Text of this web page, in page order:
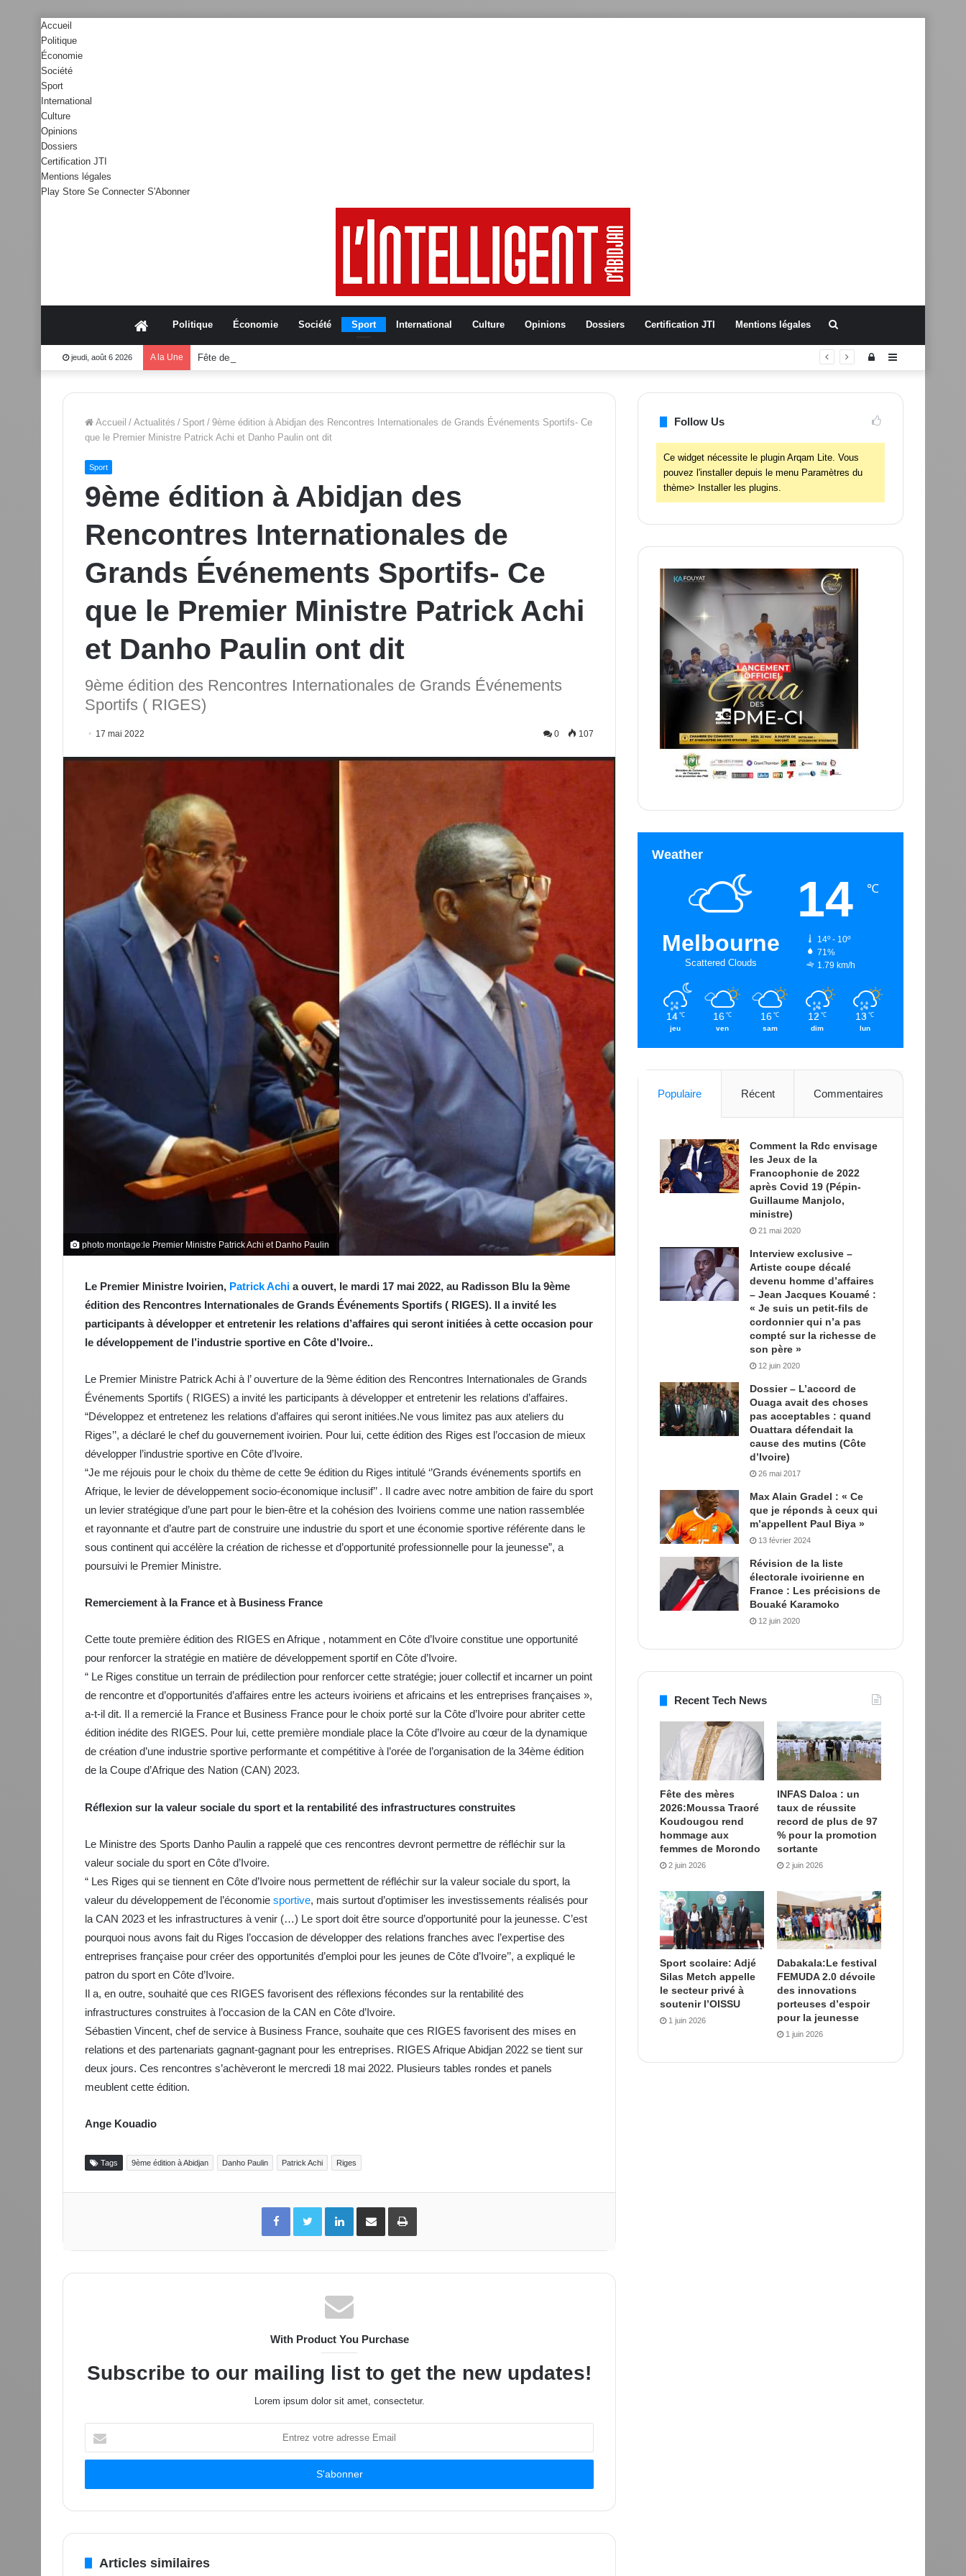
Accueil
Politique
Économie
Société
Sport
International
Culture
Opinions
Dossiers
Certification JTI
Mentions légales
Play Store Se Connecter S'Abonner
AccueilPolitique Économie Société Sport International Culture Opinions Dossiers Certification JTI Mentions légales
jeudi, août 6 2026 A la Une Fête des mères 2026:Moussa Traoré Koudougou rend hommage aux femmes de Morondo Sidebar
Connexion
Accueil / Actualités / Sport / 9ème édition à Abidjan des Rencontres Internationales de Grands Événements Sportifs- Ce
que le Premier Ministre Patrick Achi et Danho Paulin ont dit
Sport
9ème édition à Abidjan des
Rencontres Internationales de
Grands Événements Sportifs- Ce
que le Premier Ministre Patrick Achi
et Danho Paulin ont dit
9ème édition des Rencontres Internationales de Grands Événements
Sportifs ( RIGES)
17 mai 2022 0 107
photo montage:le Premier Ministre Patrick Achi et Danho Paulin
Le Premier Ministre Ivoirien, Patrick Achi a ouvert, le mardi 17 mai 2022, au Radisson Blu la 9ème
édition des Rencontres Internationales de Grands Événements Sportifs ( RIGES). Il a invité les
participants à développer et entretenir les relations d’affaires qui seront initiées à cette occasion pour
le développement de l’industrie sportive en Côte d’Ivoire..
Le Premier Ministre Patrick Achi à l’ ouverture de la 9ème édition des Rencontres Internationales de Grands
Événements Sportifs ( RIGES) a invité les participants à développer et entretenir les relations d’affaires.
“Développez et entretenez les relations d’affaires qui seront initiées.Ne vous limitez pas aux ateliers du
Riges’’, a déclaré le chef du gouvernement ivoirien. Pour lui, cette édition des Riges est l’occasion de mieux
développer l’industrie sportive en Côte d’Ivoire.
“Je me réjouis pour le choix du thème de cette 9e édition du Riges intitulé ‘’Grands événements sportifs en
Afrique, le levier de développement socio-économique inclusif’’ . Il cadre avec notre ambition de faire du sport
un levier stratégique d’une part pour le bien-être et la cohésion des Ivoiriens comme une nation rassemblée
et rayonnante et d’autre part de construire une industrie du sport et une économie sportive référente dans le
sous continent qui accélère la création de richesse et d’opportunité professionnelle pour la jeunesse”, a
poursuivi le Premier Ministre.
Remerciement à la France et à Business France
Cette toute première édition des RIGES en Afrique , notamment en Côte d’Ivoire constitue une opportunité
pour renforcer la stratégie en matière de développement sportif en Côte d’Ivoire.
“ Le Riges constitue un terrain de prédilection pour renforcer cette stratégie; jouer collectif et incarner un point
de rencontre et d’opportunités d’affaires entre les acteurs ivoiriens et africains et les entreprises françaises »,
a-t-il dit. Il a remercié la France et Business France pour le choix porté sur la Côte d’Ivoire pour abriter cette
édition inédite des RIGES. Pour lui, cette première mondiale place la Côte d’Ivoire au cœur de la dynamique
de création d’une industrie sportive performante et compétitive à l’orée de l’organisation de la 34ème édition
de la Coupe d’Afrique des Nation (CAN) 2023.
Réflexion sur la valeur sociale du sport et la rentabilité des infrastructures construites
Le Ministre des Sports Danho Paulin a rappelé que ces rencontres devront permettre de réfléchir sur la
valeur sociale du sport en Côte d’Ivoire.
“ Les Riges qui se tiennent en Côte d’Ivoire nous permettent de réfléchir sur la valeur sociale du sport, la
valeur du développement de l’économie sportive, mais surtout d’optimiser les investissements réalisés pour
la CAN 2023 et les infrastructures à venir (…) Le sport doit être source d’opportunité pour la jeunesse. C’est
pourquoi nous avons fait du Riges l’occasion de développer des relations franches avec l’expertise des
entreprises française pour créer des opportunités d’emploi pour les jeunes de Côte d’Ivoire’’, a expliqué le
patron du sport en Côte d’Ivoire.
Il a, en outre, souhaité que ces RIGES favorisent des réflexions fécondes sur la rentabilité des
infrastructures construites à l’occasion de la CAN en Côte d’Ivoire.
Sébastien Vincent, chef de service à Business France, souhaite que ces RIGES favorisent des mises en
relations et des partenariats gagnant-gagnant pour les entreprises. RIGES Afrique Abidjan 2022 se tient sur
deux jours. Ces rencontres s’achèveront le mercredi 18 mai 2022. Plusieurs tables rondes et panels
meublent cette édition.
Ange Kouadio
Tags 9ème édition à Abidjan Danho Paulin Patrick Achi Riges
FacebookTwitter LinkedinPartager par email Imprimer
With Product You Purchase
Subscribe to our mailing list to get the new updates!
Lorem ipsum dolor sit amet, consectetur.
votre
adresse
Articles similaires
Follow Us
Ce widget nécessite le plugin Arqam Lite. Vous
pouvez l'installer depuis le menu Paramètres du
thème> Installer les plugins.
Weather
Melbourne
Scattered Clouds
14 ℃
14º - 10º
71%
1.79 km/h
14 ℃
jeu
16 ℃
ven
16 ℃
sam
12 ℃
dim
13 ℃
lun
Populaire Récent Commentaires
Comment la Rdc envisage
les Jeux de la
Francophonie de 2022
après Covid 19 (Pépin-
Guillaume Manjolo,
ministre)
21 mai 2020
Interview exclusive –
Artiste coupe décalé
devenu homme d’affaires
– Jean Jacques Kouamé :
« Je suis un petit-fils de
cordonnier qui n’a pas
compté sur la richesse de
son père »
12 juin 2020
Dossier – L’accord de
Ouaga avait des choses
pas acceptables : quand
Ouattara défendait la
cause des mutins (Côte
d’Ivoire)
26 mai 2017
Max Alain Gradel : « Ce
que je réponds à ceux qui
m’appellent Paul Biya »
13 février 2024
Révision de la liste
électorale ivoirienne en
France : Les précisions de
Bouaké Karamoko
12 juin 2020
Recent Tech News
Fête des mères
2026:Moussa Traoré
Koudougou rend
hommage aux
femmes de Morondo
2 juin 2026
INFAS Daloa : un
taux de réussite
record de plus de 97
% pour la promotion
sortante
2 juin 2026
Sport scolaire: Adjé
Silas Metch appelle
le secteur privé à
soutenir l’OISSU
1 juin 2026
Dabakala:Le festival
FEMUDA 2.0 dévoile
des innovations
porteuses d’espoir
pour la jeunesse
1 juin 2026